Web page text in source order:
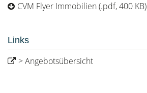
CVM Flyer Immobilien (.pdf, 400 KB)
Links
> Angebotsübersicht